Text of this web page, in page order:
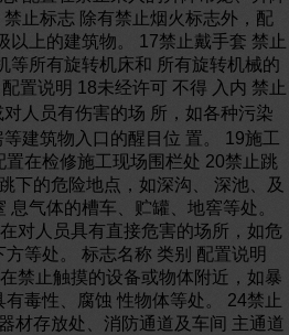
止标志 除有禁止烟火标志外，配
以上的建筑物。 17禁止戴手套 禁止
等所有旋转机床和 所有旋转机械的
置说明 18未经许可 不得 入内 禁止
人员有伤害的场 所，如各种污染
建筑物入口的醒目位 置。 19施工
在检修施工现场围栏处 20禁止跳
下的危险地点，如深沟、 深池、及
气体的槽车、贮罐、地窖等处。
对人员具有直接危害的场所，如危
等处。 标志名称 类别 配置说明
禁止触摸的设备或物体附近，如暴
毒性、腐蚀 性物体等处。 24禁止
材存放处、消防通道及车间 主通道